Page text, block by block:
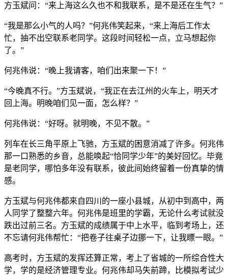
方玉斌问：“来上海这么久也不和我联系，是不是还在生气？”
“我是那么小气的人吗？”何兆伟笑起来，“来上海后工作太
忙，抽不出空联系老同学。这段时间轻松一点，立马想起你
了。”
何兆伟说：“晚上我请客，咱们出来聚一下！”
“今晚真不行。”方玉斌说，“我正在去江州的火车上，明天才
回上海。明晚咱们见一面，怎么样？”
何兆伟说：“好呀。就明晚，不见不散。”
列车在长三角平原上飞驰，方玉斌的困意消减了许多。何兆伟
那一口熟悉的乡音，总能唤起“恰同学少年”的美好回忆。毕竟
是老同学，哪怕多年没有联系，彼此间始终留着一份真挚的情
感。
方玉斌与何兆伟都来自四川的一座小县城，从初中到高中，两
人同学了整整六年。何兆伟是班里的学霸，无论什么考试就没
跌出过前三名。方玉斌的成绩属于中上水平，临到考场上，还
不忘请何兆伟帮忙：“把卷子往桌子边挪一下，让我瞟一眼。”
高考时，方玉斌的发挥还算正常，考上了省城的一所综合性大
学，学的是经济管理专业。何兆伟却马失前蹄，比模拟考试少